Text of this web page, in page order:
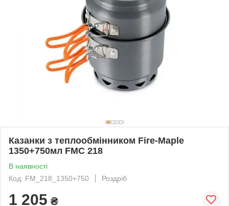
Казанки з теплообмінником Fire-Maple
1350+750мл FMC 218
В наявності
Код: FM_218_1350+750
Роздріб
1 205 ₴